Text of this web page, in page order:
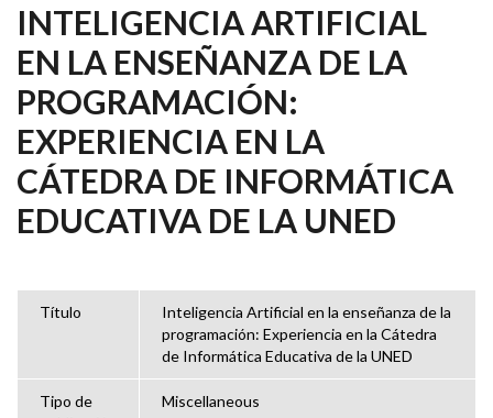
INTELIGENCIA ARTIFICIAL
EN LA ENSEÑANZA DE LA
PROGRAMACIÓN:
EXPERIENCIA EN LA
CÁTEDRA DE INFORMÁTICA
EDUCATIVA DE LA UNED
Título
Inteligencia Artificial en la enseñanza de la
programación: Experiencia en la Cátedra
de Informática Educativa de la UNED
Tipo de
Miscellaneous